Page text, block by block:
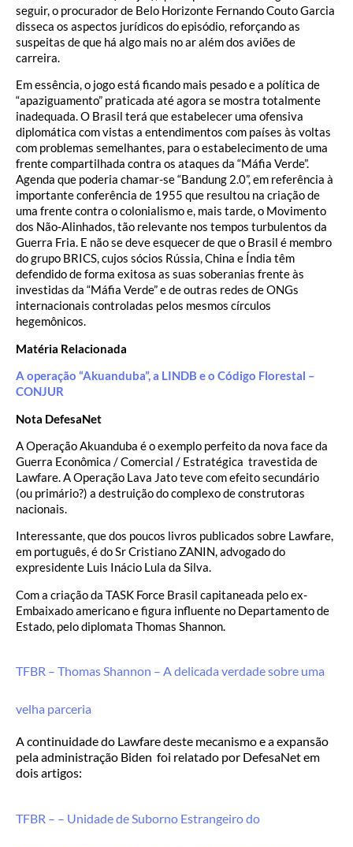
seguir, o procurador de Belo Horizonte Fernando Couto Garcia
disseca os aspectos jurídicos do episódio, reforçando as
suspeitas de que há algo mais no ar além dos aviões de
carreira.
Em essência, o jogo está ficando mais pesado e a política de
“apaziguamento” praticada até agora se mostra totalmente
inadequada. O Brasil terá que estabelecer uma ofensiva
diplomática com vistas a entendimentos com países às voltas
com problemas semelhantes, para o estabelecimento de uma
frente compartilhada contra os ataques da “Máfia Verde”.
Agenda que poderia chamar-se “Bandung 2.0”, em referência à
importante conferência de 1955 que resultou na criação de
uma frente contra o colonialismo e, mais tarde, o Movimento
dos Não-Alinhados, tão relevante nos tempos turbulentos da
Guerra Fria. E não se deve esquecer de que o Brasil é membro
do grupo BRICS, cujos sócios Rússia, China e Índia têm
defendido de forma exitosa as suas soberanias frente às
investidas da “Máfia Verde” e de outras redes de ONGs
internacionais controladas pelos mesmos círculos
hegemônicos.
Matéria Relacionada
A operação “Akuanduba”, a LINDB e o Código Florestal –
CONJUR
Nota DefesaNet
A Operação Akuanduba é o exemplo perfeito da nova face da
Guerra Econômica / Comercial / Estratégica travestida de
Lawfare. A Operação Lava Jato teve com efeito secundário
(ou primário?) a destruição do complexo de construtoras
nacionais.
Interessante, que dos poucos livros publicados sobre Lawfare,
em português, é do Sr Cristiano ZANIN, advogado do
expresidente Luis Inácio Lula da Silva.
Com a criação da TASK Force Brasil capitaneada pelo ex-
Embaixado americano e figura influente no Departamento de
Estado, pelo diplomata Thomas Shannon.
TFBR – Thomas Shannon – A delicada verdade sobre uma
velha parceria
A continuidade do Lawfare deste mecanismo e a expansão
pela administração Biden foi relatado por DefesaNet em
dois artigos:
TFBR – – Unidade de Suborno Estrangeiro do